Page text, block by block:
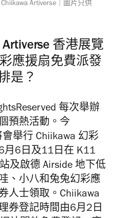
Chiikawa Artiverse｜圖片只供
香港展覽
應援扇免費派發
是？
每次舉辦
預熱活動。今
舉行 Chiikawa 幻彩
月6日及11日在 K11
及啟德 Airside 地下低
、小八和兔兔幻彩應
人士領取。Chiikawa
券登記時間由6月2日